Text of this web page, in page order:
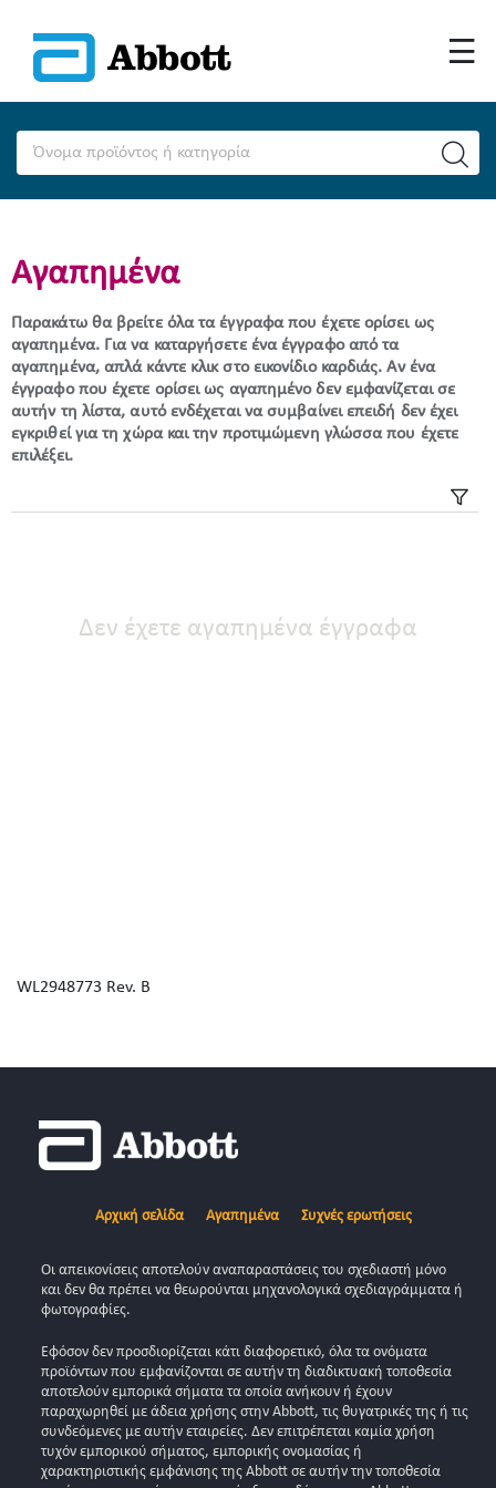
Αγαπημένα
Παρακάτω θα βρείτε όλα τα έγγραφα που έχετε ορίσει ως
αγαπημένα. Για να καταργήσετε ένα έγγραφο από τα
αγαπημένα, απλά κάντε κλικ στο εικονίδιο καρδιάς. Αν ένα
έγγραφο που έχετε ορίσει ως αγαπημένο δεν εμφανίζεται σε
αυτήν τη λίστα, αυτό ενδέχεται να συμβαίνει επειδή δεν έχει
εγκριθεί για τη χώρα και την προτιμώμενη γλώσσα που έχετε
επιλέξει.
Δεν έχετε αγαπημένα έγγραφα
WL2948773 Rev. B
Αρχική σελίδα Αγαπημένα Συχνές ερωτήσεις
Οι απεικονίσεις αποτελούν αναπαραστάσεις του σχεδιαστή μόνο
και δεν θα πρέπει να θεωρούνται μηχανολογικά σχεδιαγράμματα ή
φωτογραφίες.
Εφόσον δεν προσδιορίζεται κάτι διαφορετικό, όλα τα ονόματα
προϊόντων που εμφανίζονται σε αυτήν τη διαδικτυακή τοποθεσία
αποτελούν εμπορικά σήματα τα οποία ανήκουν ή έχουν
παραχωρηθεί με άδεια χρήσης στην Abbott, τις θυγατρικές της ή τις
συνδεόμενες με αυτήν εταιρείες. Δεν επιτρέπεται καμία χρήση
τυχόν εμπορικού σήματος, εμπορικής ονομασίας ή
χαρακτηριστικής εμφάνισης της Abbott σε αυτήν την τοποθεσία